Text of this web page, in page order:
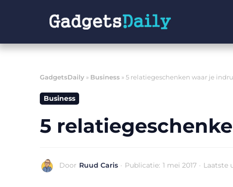
inhoud
GadgetsDaily » Business »5 relatiegeschenken waar je
Business
5
Door Ruud Caris · Publicatie: 1 mei 2017 · Laatste